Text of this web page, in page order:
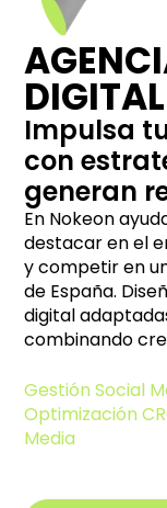
DIGITAL
Impulsa
con
generan
En Nokeon
destacar en el
y competir en
de España.
digital
combinando
Gestión Social
Optimización
Media